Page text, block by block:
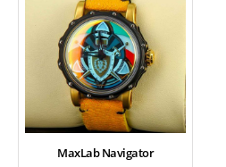
MaxLab Navigator